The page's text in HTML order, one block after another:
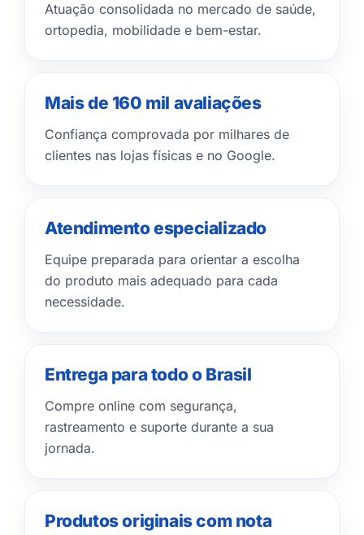
Atuação consolidada no mercado de saúde,
ortopedia, mobilidade e bem-estar.
Mais de 160 mil avaliações
Confiança comprovada por milhares de
clientes nas lojas físicas e no Google.
Atendimento especializado
Equipe preparada para orientar a escolha
do produto mais adequado para cada
necessidade.
Entrega para todo o Brasil
Compre online com segurança,
rastreamento e suporte durante a sua
jornada.
Produtos originais com nota